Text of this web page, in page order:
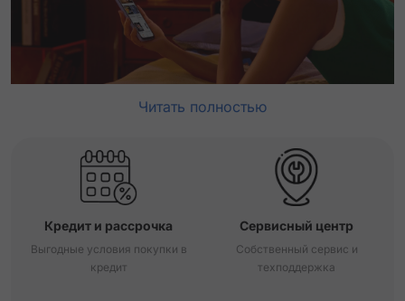
Читать полностью
Кредит и рассрочка
Выгодные условия покупки в
кредит
Сервисный центр
Собственный сервис и
техподдержка